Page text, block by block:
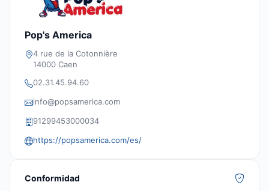
Pop's America
4 rue de la Cotonnière
14000 Caen
02.31.45.94.60
info@popsamerica.com
91299453000034
https://popsamerica.com/es/
Conformidad